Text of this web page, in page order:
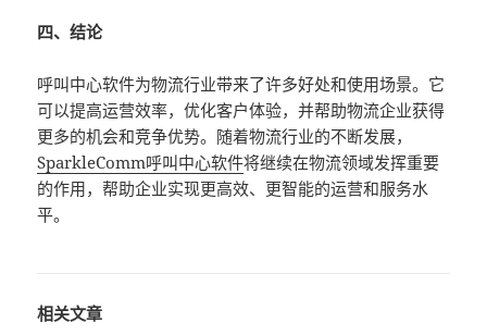
四、结论
呼叫中心软件为物流行业带来了许多好处和使用场景。它
可以提高运营效率，优化客户体验，并帮助物流企业获得
更多的机会和竞争优势。随着物流行业的不断发展，
SparkleComm呼叫中心软件将继续在物流领域发挥重要
的作用，帮助企业实现更高效、更智能的运营和服务水
平。
相关文章